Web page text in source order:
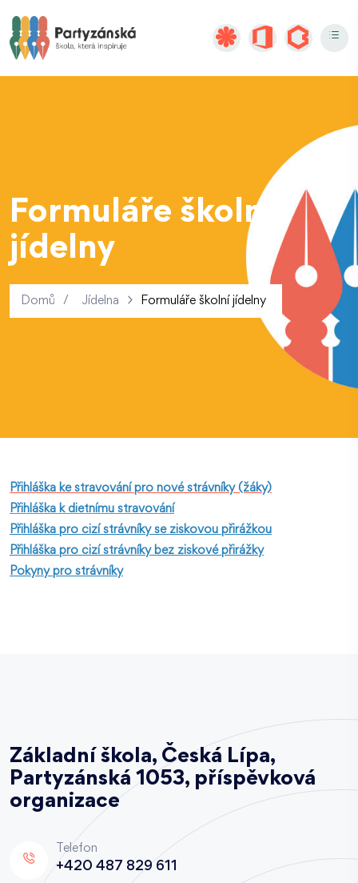
Formuláře školní
jídelny
Domů / Jídelna Formuláře školní jídelny
Přihláška ke stravování pro nové strávníky (žáky)
Přihláška k dietnímu stravování
Přihláška pro cizí strávníky se ziskovou přirážkou
Přihláška pro cizí strávníky bez ziskové přirážky
Pokyny pro strávníky
Základní škola, Česká Lípa,
Partyzánská 1053, příspěvková
organizace
Telefon
+420 487 829 611